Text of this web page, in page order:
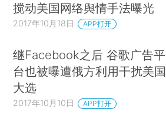
搅动美国网络舆情手法曝光
2017年10月18日 APP打开
继Facebook之后 谷歌广告平
台也被曝遭俄方利用干扰美国
大选
2017年10月10日 APP打开